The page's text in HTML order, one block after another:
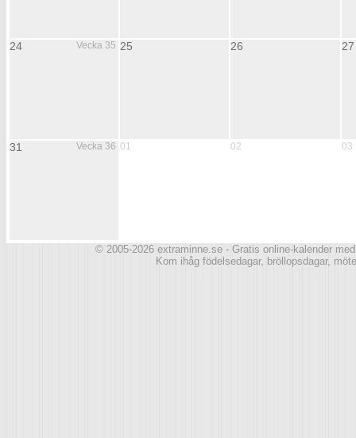
Vecka 35
24 25 26 27
Vecka 36
31 01 02 03
© 2005-2026 extraminne.se - Gratis online-kalender
Kom ihåg födelsedagar, bröllopsdagar,